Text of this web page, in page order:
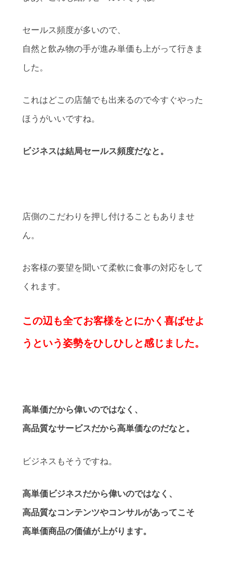
セールス頻度が多いので、
自然と飲み物の手が進み単価も上がって行きま
した。
これはどこの店舗でも出来るので今すぐやった
ほうがいいですね。
ビジネスは結局セールス頻度だなと。
店側のこだわりを押し付けることもありませ
ん。
お客様の要望を聞いて柔軟に食事の対応をして
くれます。
この辺も全てお客様をとにかく喜ばせよ
うという姿勢をひしひしと感じました。
高単価だから偉いのではなく、
高品質なサービスだから高単価なのだなと。
ビジネスもそうですね。
高単価ビジネスだから偉いのではなく、
高品質なコンテンツやコンサルがあってこそ
高単価商品の価値が上がります。